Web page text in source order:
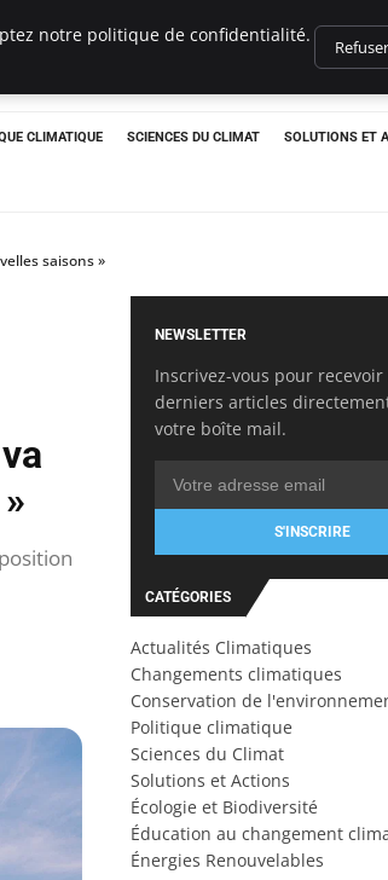
CLIMATIQUE SCIENCES DU CLIMAT SOLUTIONS ET
saisons »
NEWSLETTER
Inscrivez-vous pour recevoir
derniers articles
votre boîte mail.
S'INSCRIRE
CATÉGORIES
Actualités Climatiques
Changements climatiques
Conservation de
Politique climatique
Sciences du Climat
Solutions et Actions
Écologie et Biodiversité
Éducation au changement
Énergies Renouvelables
notre politique de confidentialité.
Refuser